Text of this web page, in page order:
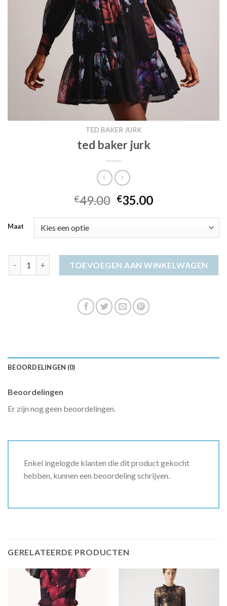
TED BAKER JURK
ted baker jurk
€49.00 €35.00
Maat
TOEVOEGEN AAN WINKELWAGEN
BEOORDELINGEN (0)
Beoordelingen
Er zijn nog geen beoordelingen.
Enkel ingelogde klanten die dit product gekocht
hebben, kunnen een beoordeling schrijven.
GERELATEERDE PRODUCTEN